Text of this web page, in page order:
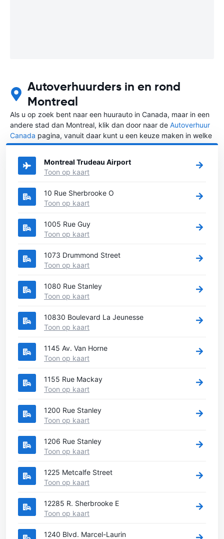
Autoverhuurders in en rond
Montreal
Als u op zoek bent naar een huurauto in Canada, maar in een
andere stad dan Montreal, klik dan door naar de Autoverhuur
Canada pagina, vanuit daar kunt u een keuze maken in welke
stad in Canada u een auto huren wilt.
Montreal Trudeau Airport
Toon op kaart
10 Rue Sherbrooke O
Toon op kaart
1005 Rue Guy
Toon op kaart
1073 Drummond Street
Toon op kaart
1080 Rue Stanley
Toon op kaart
10830 Boulevard La Jeunesse
Toon op kaart
1145 Av. Van Horne
Toon op kaart
1155 Rue Mackay
Toon op kaart
1200 Rue Stanley
Toon op kaart
1206 Rue Stanley
Toon op kaart
1225 Metcalfe Street
Toon op kaart
12285 R. Sherbrooke E
Toon op kaart
1240 Blvd. Marcel-Laurin